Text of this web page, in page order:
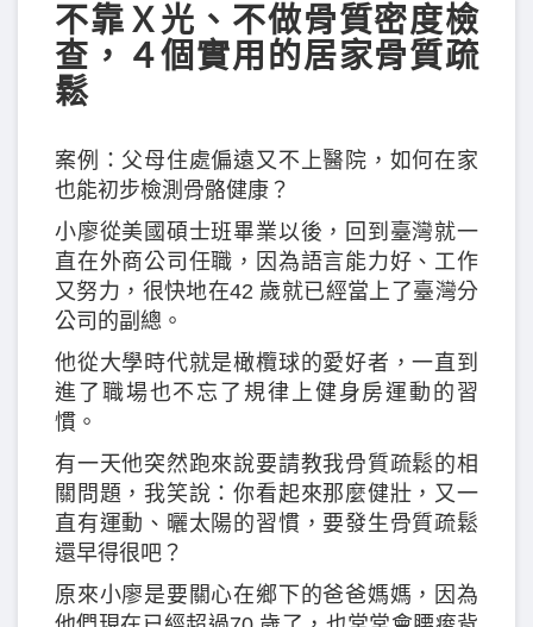
不靠Ｘ光、不做骨質密度檢
查，４個實用的居家骨質疏
鬆
案例：父母住處偏遠又不上醫院，如何在家
也能初步檢測骨骼健康？
小廖從美國碩士班畢業以後，回到臺灣就一
直在外商公司任職，因為語言能力好、工作
又努力，很快地在42 歲就已經當上了臺灣分
公司的副總。
他從大學時代就是橄欖球的愛好者，一直到
進了職場也不忘了規律上健身房運動的習
慣。
有一天他突然跑來說要請教我骨質疏鬆的相
關問題，我笑說：你看起來那麼健壯，又一
直有運動、曬太陽的習慣，要發生骨質疏鬆
還早得很吧？
原來小廖是要關心在鄉下的爸爸媽媽，因為